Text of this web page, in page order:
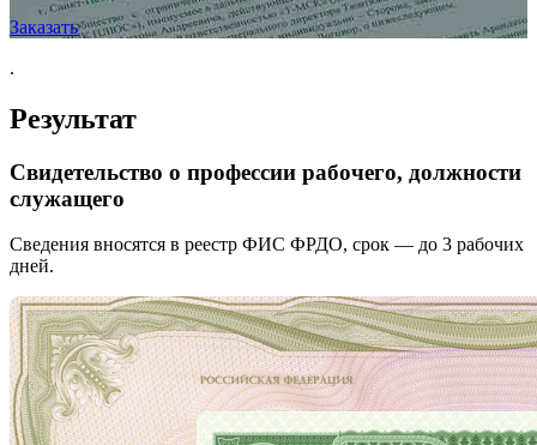
Заказать
.
Результат
Свидетельство о профессии рабочего, должности
служащего
Сведения вносятся в реестр ФИС ФРДО, срок — до 3 рабочих
дней.